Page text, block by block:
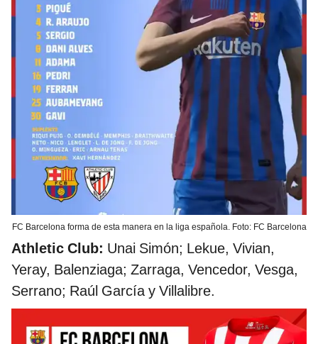
FC Barcelona forma de esta manera en la liga española. Foto: FC Barcelona
Athletic Club: Unai Simón; Lekue, Vivian,
Yeray, Balenziaga; Zarraga, Vencedor, Vesga,
Serrano; Raúl García y Villalibre.